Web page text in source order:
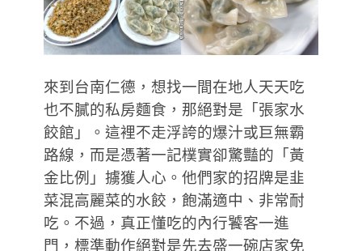
來到台南仁德，想找一間在地人天天吃
也不膩的私房麵食，那絕對是「張家水
餃館」。這裡不走浮誇的爆汁或巨無霸
路線，而是憑著一記樸實卻驚豔的「黃
金比例」擄獲人心。他們家的招牌是韭
菜混高麗菜的水餃，飽滿適中、非常耐
吃。不過，真正懂吃的內行饕客一進
門，標準動作絕對是先去盛一碗店家免